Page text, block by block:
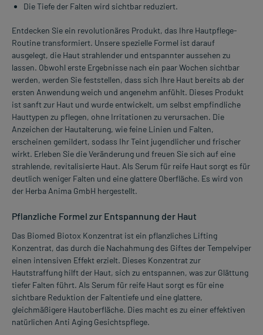
Die Tiefe der Falten wird sichtbar reduziert.
Entdecken Sie ein revolutionäres Produkt, das Ihre Hautpflege-
Routine transformiert. Unsere spezielle Formel ist darauf
ausgelegt, die Haut strahlender und entspannter aussehen zu
lassen. Obwohl erste Ergebnisse nach ein paar Wochen sichtbar
werden, werden Sie feststellen, dass sich Ihre Haut bereits ab der
ersten Anwendung weich und angenehm anfühlt. Dieses Produkt
ist sanft zur Haut und wurde entwickelt, um selbst empfindliche
Hauttypen zu pflegen, ohne Irritationen zu verursachen. Die
Anzeichen der Hautalterung, wie feine Linien und Falten,
erscheinen gemildert, sodass Ihr Teint jugendlicher und frischer
wirkt. Erleben Sie die Veränderung und freuen Sie sich auf eine
strahlende, revitalisierte Haut. Als Serum für reife Haut sorgt es für
deutlich weniger Falten und eine glattere Oberfläche. Es wird von
der Herba Anima GmbH hergestellt.
Pflanzliche Formel zur Entspannung der Haut
Das Biomed Biotox Konzentrat ist ein pflanzliches Lifting
Konzentrat, das durch die Nachahmung des Giftes der Tempelviper
einen intensiven Effekt erzielt. Dieses Konzentrat zur
Hautstraffung hilft der Haut, sich zu entspannen, was zur Glättung
tiefer Falten führt. Als Serum für reife Haut sorgt es für eine
sichtbare Reduktion der Faltentiefe und eine glattere,
gleichmäßigere Hautoberfläche. Dies macht es zu einer effektiven
natürlichen Anti Aging Gesichtspflege.